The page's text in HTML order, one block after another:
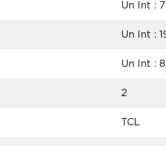
Un Int :
Un Int :
Un Int :
2
TCL